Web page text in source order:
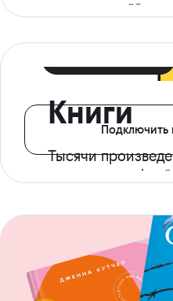
ограничений*
Книги
Тысячи
с доступом офлайн
Подключить